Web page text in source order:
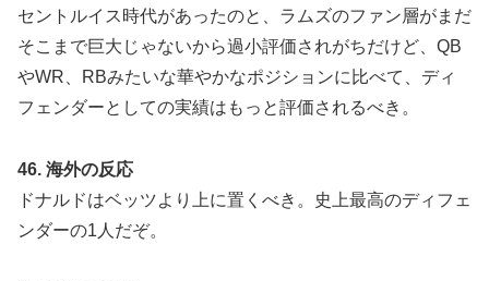
セントルイス時代があったのと、ラムズのファン層がまだ
そこまで巨大じゃないから過小評価されがちだけど、QB
やWR、RBみたいな華やかなポジションに比べて、ディ
フェンダーとしての実績はもっと評価されるべき。
46. 海外の反応
ドナルドはベッツより上に置くべき。史上最高のディフェ
ンダーの1人だぞ。